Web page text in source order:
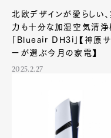
北欧デザインが愛らしい、
力も十分な加湿空気清浄
「Blueair DH3i」【神原サ
ーが選ぶ今月の家電】
2025.2.27